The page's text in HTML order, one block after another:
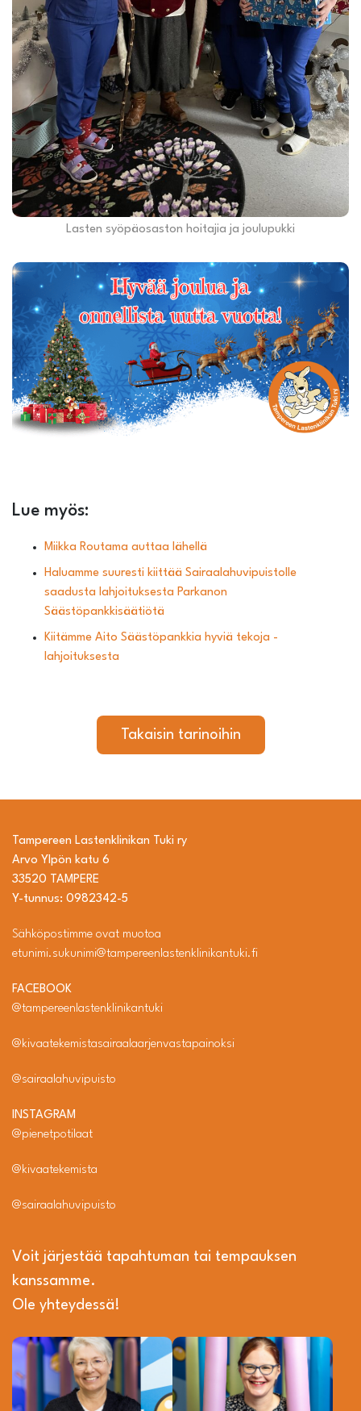
Lasten syöpäosaston hoitajia ja joulupukki
Lue myös:
Miikka Routama auttaa lähellä
Haluamme suuresti kiittää Sairaalahuvipuistolle
saadusta lahjoituksesta Parkanon
Säästöpankkisäätiötä
Kiitämme Aito Säästöpankkia hyviä tekoja -
lahjoituksesta
Takaisin tarinoihin
Tampereen Lastenklinikan Tuki ry
Arvo Ylpön katu 6
33520 TAMPERE
Y-tunnus: 0982342-5
Sähköpostimme ovat muotoa
etunimi.sukunimi@tampereenlastenklinikantuki.fi
FACEBOOK
@tampereenlastenklinikantuki
@kivaatekemistasairaalaarjenvastapainoksi
@sairaalahuvipuisto
INSTAGRAM
@pienetpotilaat
@kivaatekemista
@sairaalahuvipuisto
Voit järjestää tapahtuman tai tempauksen
kanssamme.
Ole yhteydessä!